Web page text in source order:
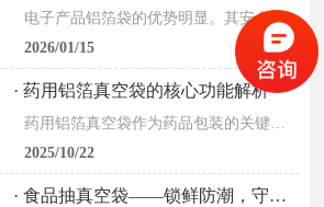
电子产品铝箔袋的优势明显。其安全性高，由多层材料复合而成，外层的聚酯薄膜耐磨，中间的铝箔能阻隔氧气、水蒸气和光线，内层可热封，为电子产品提供可靠防护，像单反相机镜头等精密部件在其中...
2026/01/15
· 药用铝箔真空袋的核心功能解析
药用铝箔真空袋作为药品包装的关键材料，具备多重核心功能。其高阻隔性是重要特性，铝箔层能有效阻挡氧气、水蒸气和光线，避免药品因氧化、受潮或光照而变质，确保有效成分稳定。例如，对光敏药...
2025/10/22
· 食品抽真空袋——锁鲜防潮，守护食材本味